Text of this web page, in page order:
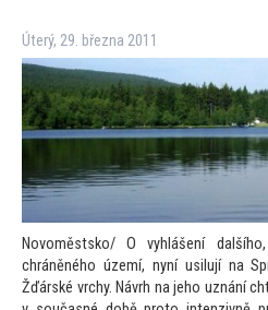
Úterý, 29. března 2011
Novoměstsko/ O vyhlášení
chráněného území, nyní usilují na
Žďárské vrchy. Návrh na jeho uznání